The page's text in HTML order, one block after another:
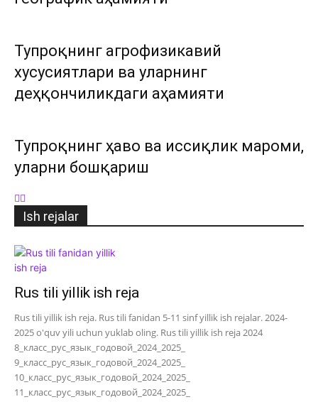
Тупроқнинг агрофизикавий
хусусиятлари ва уларнинг
деҳқончиликдаги аҳамияти
Тупроқнинг ҳаво ва иссиқлик мароми,
уларни бошқариш
Ish rejalar
Rus tili yillik ish reja
Rus tili yillik ish reja. Rus tili fanidan 5-11 sinf yillik ish rejalar. 2024-
2025 o'quv yili uchun yuklab oling. Rus tili yillik ish reja 2024
8_класс_рус_язык_годовой_2024_2025_
9_класс_рус_язык_годовой_2024_2025_
10_класс_рус_язык_годовой_2024_2025_
11_класс_рус_язык_годовой_2024_2025_